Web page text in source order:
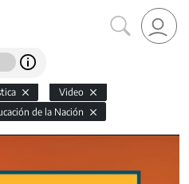
Video
de la Nación